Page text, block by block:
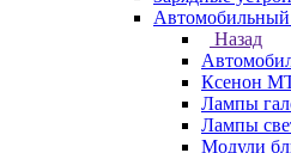
Автомобильный
Назад
Ксенон
Лампы
Лампы
Модули